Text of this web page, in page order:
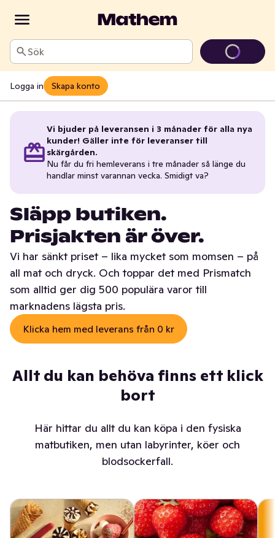
Sök
Logga in Skapa konto
Vi bjuder på leveransen i 3 månader för alla nya
kunder! Gäller inte för leveranser till
skärgården.
Nu får du fri hemleverans i tre månader så länge du
handlar minst varannan vecka. Smidigt va?
Släpp butiken.
Prisjakten är över.
Vi har sänkt priset – lika mycket som momsen – på
all mat och dryck. Och toppar det med Prismatch
som alltid ger dig 500 populära varor till
marknadens lägsta pris.
Klicka hem med leverans från 0 kr
Allt du kan behöva finns ett klick
bort
Här hittar du allt du kan köpa i den fysiska
matbutiken, men utan labyrinter, köer och
blodsockerfall.